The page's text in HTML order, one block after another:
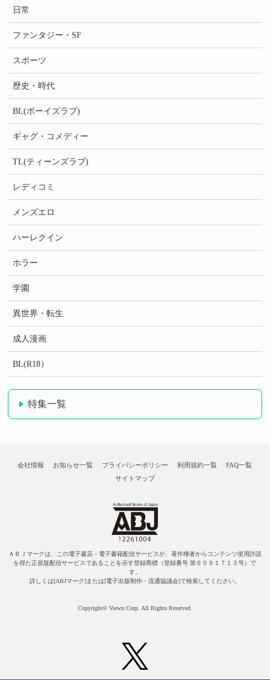
日常
ファンタジー・SF
スポーツ
歴史・時代
BL(ボーイズラブ)
ギャグ・コメディー
TL(ティーンズラブ)
レディコミ
メンズエロ
ハーレクイン
ホラー
学園
異世界・転生
成人漫画
BL(R18）
特集一覧
会社情報 お知らせ一覧 プライバシーポリシー 利用規約一覧
FAQ一覧
サイトマップ
ＡＢＪマークは、この電子書店・電子書籍配信サービスが、著作権者からコンテンツ使用許諾
を得た正規版配信サービスであることを示す登録商標（登録番号 第６０９１７１３号）で
す。
詳しくは[ABJマーク]または[電子出版制作・流通協議会]で検索してください。
Copyright© Viewn Corp. All Rights Reserved.